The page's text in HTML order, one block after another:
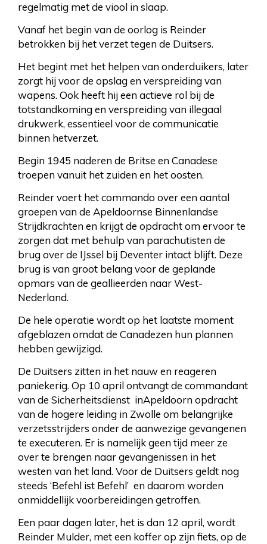
regelmatig met de viool in slaap.
Vanaf het begin van de oorlog is Reinder
betrokken bij het verzet tegen de Duitsers.
Het begint met het helpen van onderduikers, later
zorgt hij voor de opslag en verspreiding van
wapens. Ook heeft hij een actieve rol bij de
totstandkoming en verspreiding van illegaal
drukwerk, essentieel voor de communicatie
binnen hetverzet.
Begin 1945 naderen de Britse en Canadese
troepen vanuit het zuiden en het oosten.
Reinder voert het commando over een aantal
groepen van de Apeldoornse Binnenlandse
Strijdkrachten en krijgt de opdracht om ervoor te
zorgen dat met behulp van parachutisten de
brug over de IJssel bij Deventer intact blijft. Deze
brug is van groot belang voor de geplande
opmars van de geallieerden naar West-
Nederland.
De hele operatie wordt op het laatste moment
afgeblazen omdat de Canadezen hun plannen
hebben gewijzigd.
De Duitsers zitten in het nauw en reageren
paniekerig. Op 10 april ontvangt de commandant
van de Sicherheitsdienst inApeldoorn opdracht
van de hogere leiding in Zwolle om belangrijke
verzetsstrijders onder de aanwezige gevangenen
te executeren. Er is namelijk geen tijd meer ze
over te brengen naar gevangenissen in het
westen van het land. Voor de Duitsers geldt nog
steeds ‘Befehl ist Befehl’ en daarom worden
onmiddellijk voorbereidingen getroffen.
Een paar dagen later, het is dan 12 april, wordt
Reinder Mulder, met een koffer op zijn fiets, op de